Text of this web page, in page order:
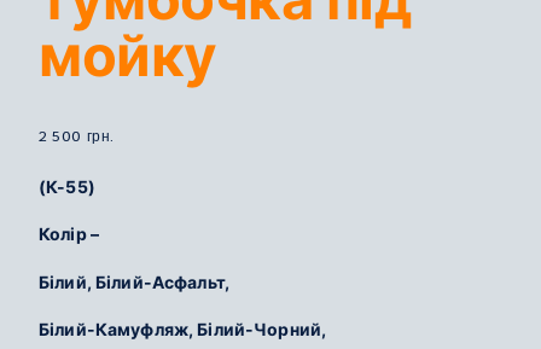
мойку
2 500 грн.
(К-55)
Колір –
Білий, Білий-Асфальт,
Білий-Камуфляж, Білий-Чорний,